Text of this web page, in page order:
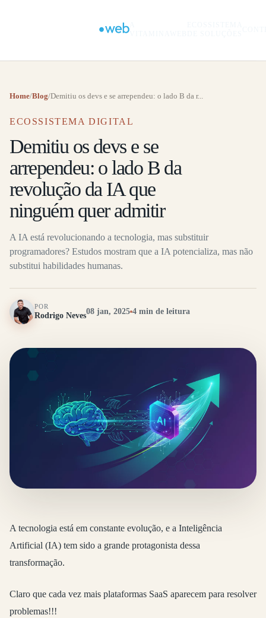
Home/Blog/Demitiu os devs e se arrependeu: o lado B da r...
ECOSSISTEMA DIGITAL
Demitiu os devs e se
arrependeu: o lado B da
revolução da IA que
ninguém quer admitir
A IA está revolucionando a tecnologia, mas substituir
programadores? Estudos mostram que a IA potencializa, mas não
substitui habilidades humanas.
POR
Rodrigo Neves08 jan, 2025 4 min de leitura
A tecnologia está em constante evolução, e a Inteligência
Artificial (IA) tem sido a grande protagonista dessa
transformação.
Claro que cada vez mais plataformas SaaS aparecem para resolver
problemas!!!